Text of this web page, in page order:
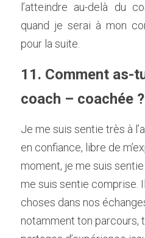
l’atteindre au-delà du
quand je serai à mon
pour la suite.
11. Comment as-
coach – coachée ?
Je me suis sentie très à
en confiance, libre de
moment, je me suis
me suis sentie comprise.
choses dans nos
notamment ton parcours,